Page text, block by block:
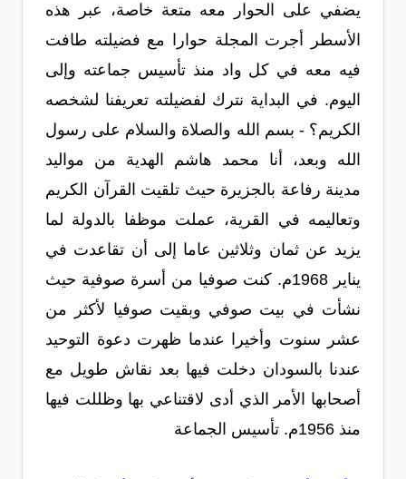
يضفي على الحوار معه متعة خاصة، عبر هذه
الأسطر أجرت المجلة حوارا مع فضيلته طافت
فيه معه في كل واد منذ تأسيس جماعته وإلى
اليوم. في البداية نترك لفضيلته تعريفنا لشخصه
الكريم؟ - بسم الله والصلاة والسلام على رسول
الله وبعد، أنا محمد هاشم الهدية من مواليد
مدينة رفاعة بالجزيرة حيث تلقيت القرآن الكريم
وتعاليمه في القرية، عملت موظفا بالدولة لما
يزيد عن ثمان وثلاثين عاما إلى أن تقاعدت في
يناير 1968م. كنت صوفيا من أسرة صوفية حيث
نشأت في بيت صوفي وبقيت صوفيا لأكثر من
عشر سنوت وأخيرا عندما ظهرت دعوة التوحيد
عندنا بالسودان دخلت فيها بعد نقاش طويل مع
أصحابها الأمر الذي أدى لاقتناعي بها وظللت فيها
منذ 1956م. تأسيس الجماعة